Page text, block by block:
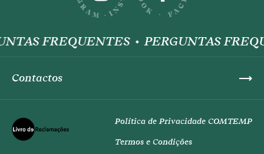
FREQUENTES PERGUNTAS
Contactos
Política de Privacidade COMTEMP
Termos e Condições